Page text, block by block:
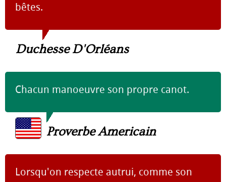
bêtes.
Duchesse D'Orléans
Chacun manoeuvre son propre canot.
Proverbe Americain
Lorsqu'on respecte autrui, comme son